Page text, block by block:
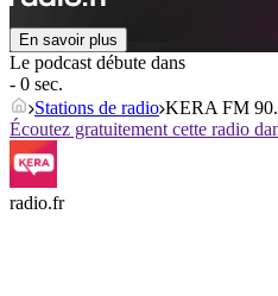
En savoir plus
Le podcast débute dans
- 0 sec.
Stations de radio KERA FM
Écoutez gratuitement cette radio
radio.fr